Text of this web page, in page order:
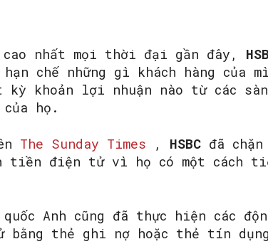
nhất mọi thời đại gần đây,
chế những gì khách hàng của
kỳ khoản lợi nhuận nào từ các
họ.
The Sunday Times , HSBC đã
tiền điện tử vì họ có một cách
quốc Anh cũng đã thực hiện các
bằng thẻ ghi nợ hoặc thẻ tín